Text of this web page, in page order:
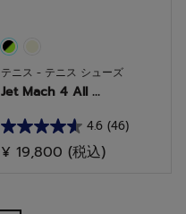
テニス - テニス シューズ
Jet Mach 4 All ...
4.6 (46)
星
4.6
¥ 19,800 (税込)